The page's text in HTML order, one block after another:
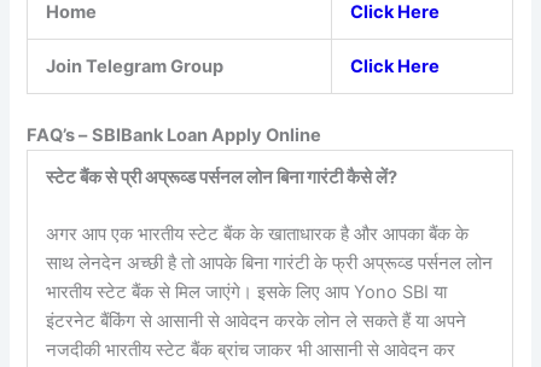
Home Click Here
Join Telegram Group Click Here
FAQ’s – SBIBank Loan Apply Online
स्टेट बैंक से प्री अप्रूव्ड पर्सनल लोन बिना गारंटी कैसे लें?
अगर आप एक भारतीय स्टेट बैंक के खाताधारक है और आपका बैंक के
साथ लेनदेन अच्छी है तो आपके बिना गारंटी के फ्री अप्रूव्ड पर्सनल लोन
भारतीय स्टेट बैंक से मिल जाएंगे। इसके लिए आप Yono SBI या
इंटरनेट बैंकिंग से आसानी से आवेदन करके लोन ले सकते हैं या अपने
नजदीकी भारतीय स्टेट बैंक ब्रांच जाकर भी आसानी से आवेदन कर